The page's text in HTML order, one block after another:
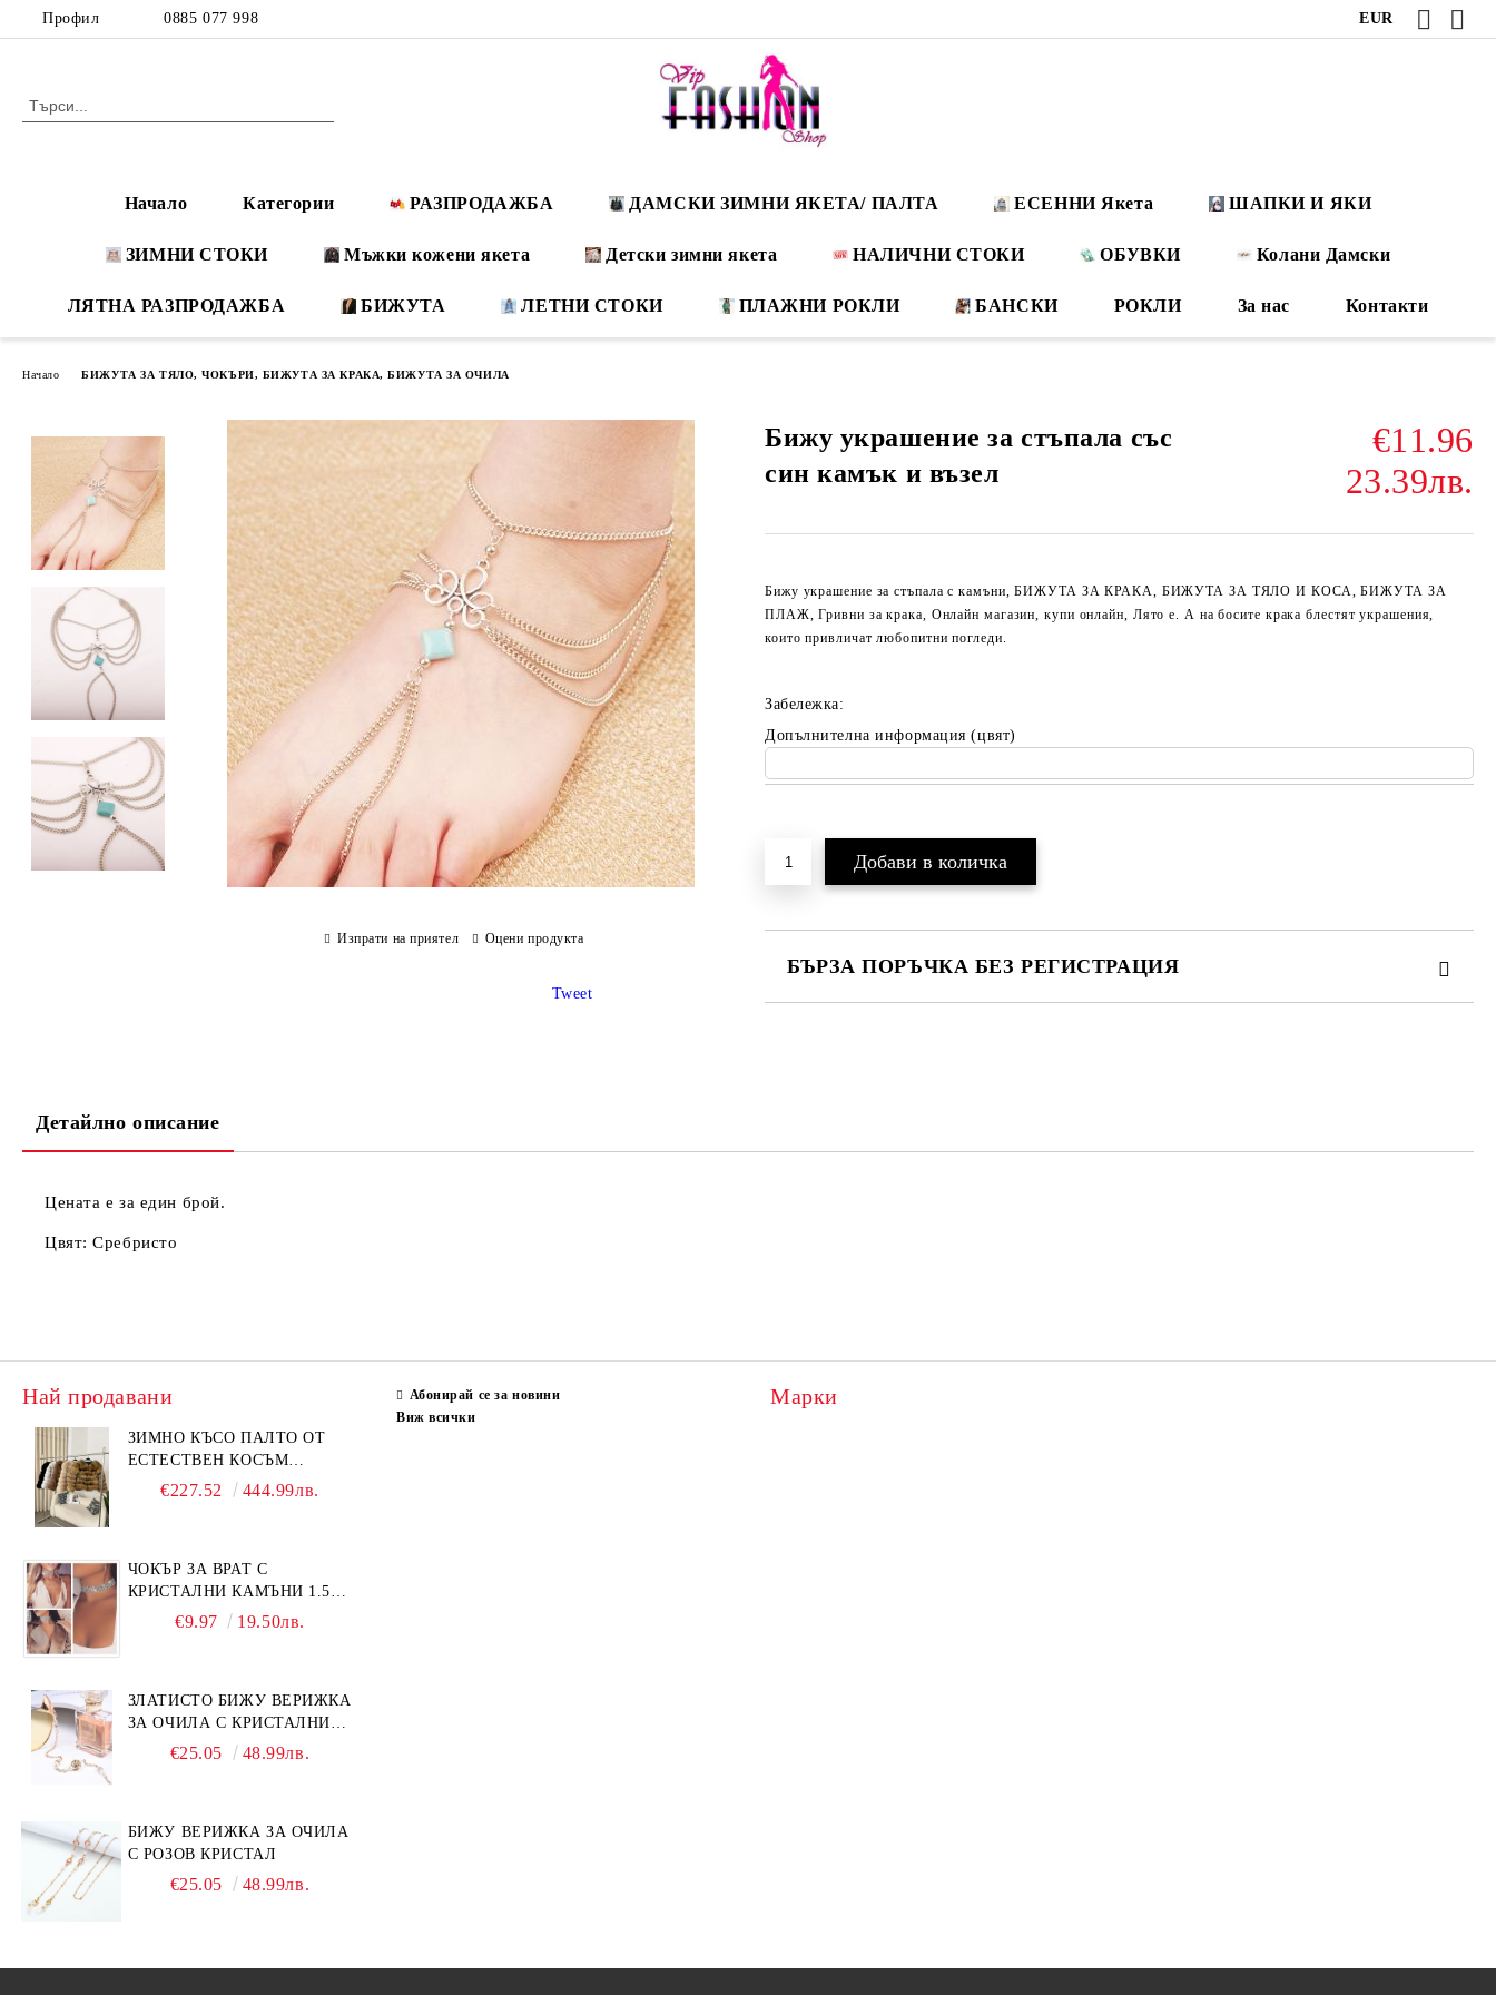
Профил 0885 077 998 EUR
Начало Категории РАЗПРОДАЖБА ДАМСКИ ЗИМНИ ЯКЕТА/ ПАЛТА ЕСЕННИ Якета ШАПКИ И ЯКИ
ЗИМНИ СТОКИ Мъжки кожени якета Детски зимни якета НАЛИЧНИ СТОКИ ОБУВКИ Колани Дамски
ЛЯТНА РАЗПРОДАЖБА БИЖУТА ЛЕТНИ СТОКИ ПЛАЖНИ РОКЛИ БАНСКИ РОКЛИ За нас Контакти
Начало БИЖУТА ЗА ТЯЛО, ЧОКЪРИ, БИЖУТА ЗА КРАКА, БИЖУТА ЗА ОЧИЛА
Бижу украшение за стъпала със
син камък и възел
€11.96
23.39лв.
Бижу украшение за стъпала с камъни, БИЖУТА ЗА КРАКА, БИЖУТА ЗА ТЯЛО И КОСА, БИЖУТА ЗА
ПЛАЖ, Гривни за крака, Онлайн магазин, купи онлайн, Лято е. А на босите крака блестят украшения,
които привличат любопитни погледи.
Забележка:
Допълнителна информация (цвят)
БЪРЗА ПОРЪЧКА БЕЗ РЕГИСТРАЦИЯ
Изпрати на приятел Оцени продукта
Tweet
Детайлно описание
Цената е за един брой.
Цвят: Сребристо
Най продавани
ЗИМНО КЪСО ПАЛТО ОТ
ЕСТЕСТВЕН КОСЪМ
ЛИСИЦА
€227.52 444.99лв.
ЧОКЪР ЗА ВРАТ С
КРИСТАЛНИ КАМЪНИ 1.5
€9.97 19.50лв.
ЗЛАТИСТО БИЖУ ВЕРИЖКА
ЗА ОЧИЛА С КРИСТАЛНИ
КАМЪНИ И ПЕРЛИ
€25.05 48.99лв.
БИЖУ ВЕРИЖКА ЗА ОЧИЛА
С РОЗОВ КРИСТАЛ
€25.05 48.99лв.
Абонирай се за новини
Виж всички
Марки